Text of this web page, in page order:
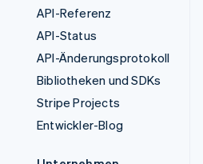
API-Referenz
API-Status
API-Änderungsprotokoll
Bibliotheken und SDKs
Stripe Projects
Entwickler-Blog